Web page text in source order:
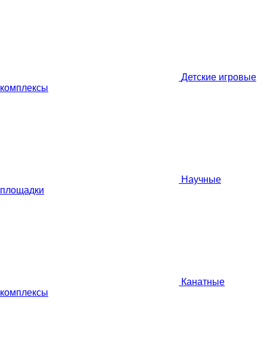
Детские игровые
комплексы
Научные
площадки
Канатные
комплексы